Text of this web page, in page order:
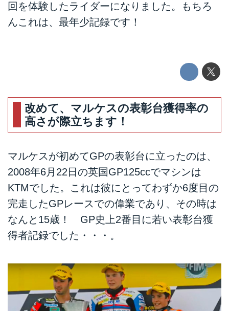
回を体験したライダーになりました。もちろ
んこれは、最年少記録です！
改めて、マルケスの表彰台獲得率の
高さが際立ちます！
マルケスが初めてGPの表彰台に立ったのは、
2008年6月22日の英国GP125ccでマシンは
KTMでした。これは彼にとってわずか6度目の
完走したGPレースでの偉業であり、その時は
なんと15歳！ GP史上2番目に若い表彰台獲
得者記録でした・・・。